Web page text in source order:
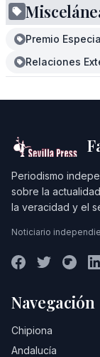
Premio
Relaciones
Periodismo
sobre la
la veracidad y el
Noticiario
Navegación
Chipiona
Andalucía